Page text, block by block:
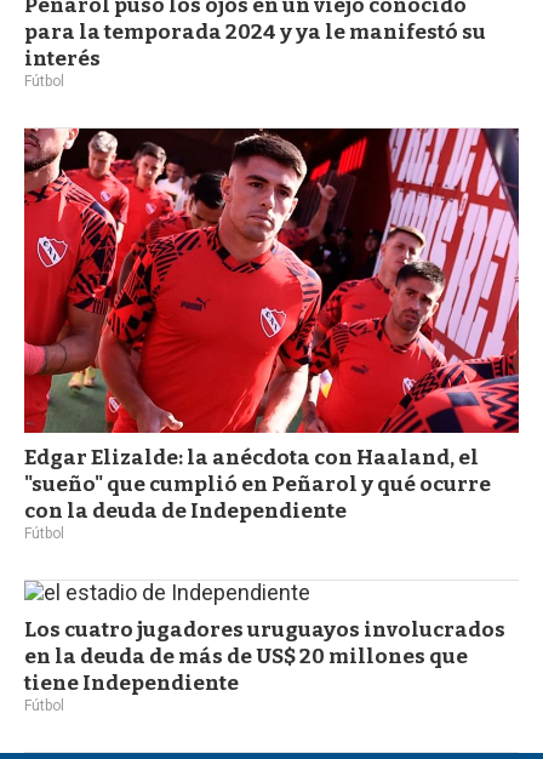
Peñarol puso los ojos en un viejo conocido
para la temporada 2024 y ya le manifestó su
interés
Fútbol
Edgar Elizalde: la anécdota con Haaland, el
"sueño" que cumplió en Peñarol y qué ocurre
con la deuda de Independiente
Fútbol
Los cuatro jugadores uruguayos involucrados
en la deuda de más de US$ 20 millones que
tiene Independiente
Fútbol